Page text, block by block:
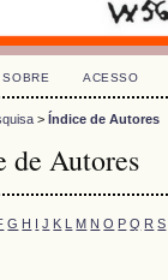
SOBRE ACESSO
>Índice de Autores
de Autores
G H I J K L M N O P Q R S